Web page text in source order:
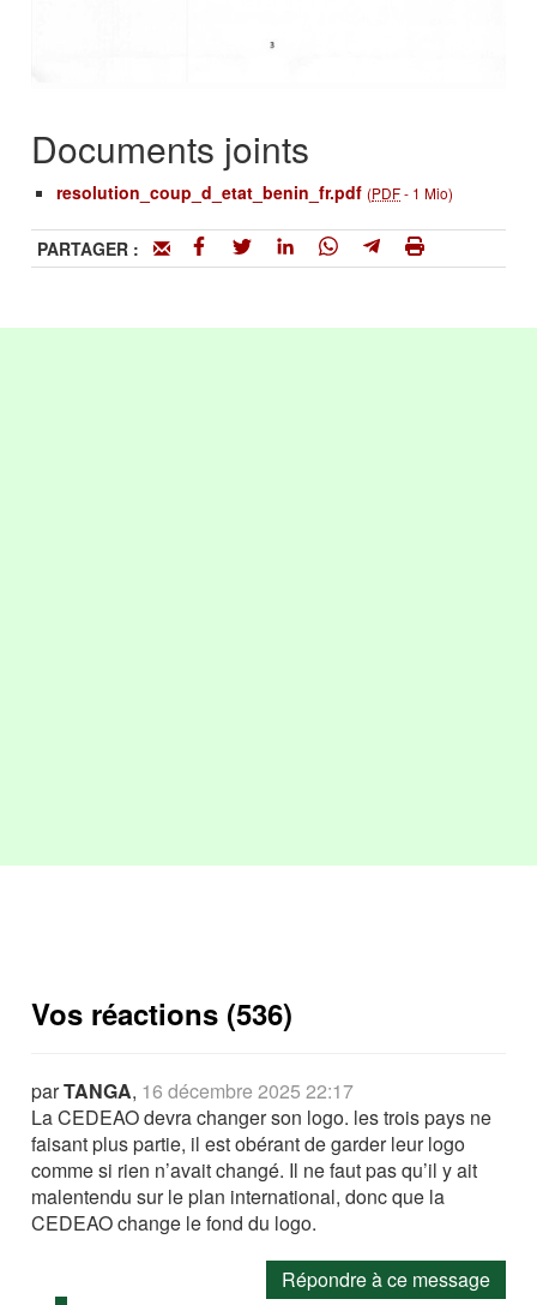
Documents joints
resolution_coup_d_etat_benin_fr.pdf (PDF- 1 Mio)
PARTAGER :
Vos réactions (536)
parTANGA, 16 décembre 2025 22:17
La CEDEAO devra changer son logo. les trois pays ne
faisant plus partie, il est obérant de garder leur logo
comme si rien n’avait changé. Il ne faut pas qu’il y ait
malentendu sur le plan international, donc que la
CEDEAO change le fond du logo.
Répondre à ce message